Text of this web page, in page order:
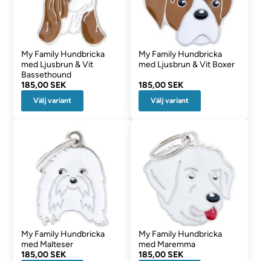
My Family Hundbricka
med Ljusbrun & Vit
Bassethound
185,00 SEK
Välj variant
My Family Hundbricka
med Ljusbrun & Vit Boxer
185,00 SEK
Välj variant
My Family Hundbricka
med Malteser
185,00 SEK
My Family Hundbricka
med Maremma
185,00 SEK